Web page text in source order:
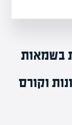
בשמאות
וקורס